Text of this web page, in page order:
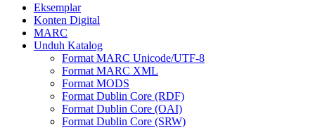
Eksemplar
Konten Digital
MARC
Unduh Katalog
Format MARC Unicode/UTF-8
Format MARC XML
Format MODS
Format Dublin Core (RDF)
Format Dublin Core (OAI)
Format Dublin Core (SRW)